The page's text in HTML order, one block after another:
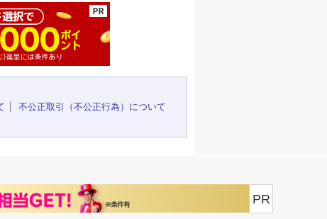
不公正取引（不公正行為）について
PR